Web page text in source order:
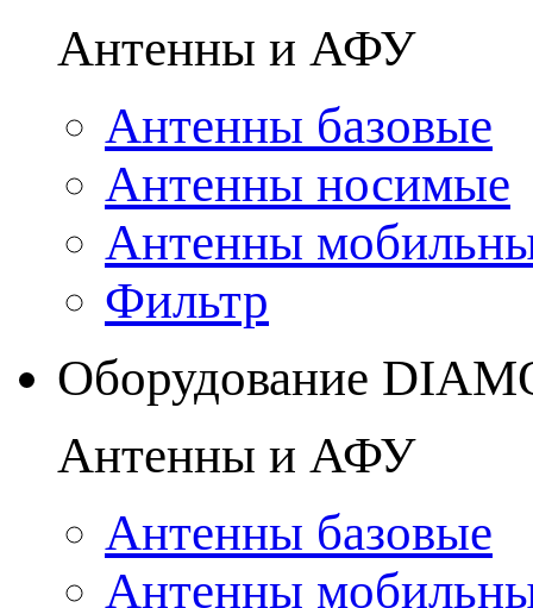
Антенны и АФУ
Антенны базовые
Антенны носимые
Антенны
Фильтр
Оборудование
Антенны и АФУ
Антенны базовые
Антенны